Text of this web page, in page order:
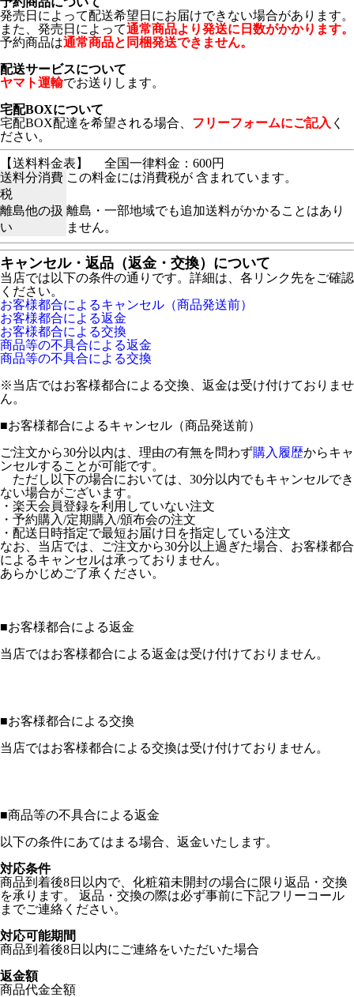
発売日によって配送希望日にお届けできない場合があります。
また、発売日によって通常商品より発送に日数がかかります。
予約商品は通常商品と同梱発送できません。
配送サービスについて
ヤマト運輸でお送りします。
宅配BOXについて
宅配BOX配達を希望される場合、 フリーフォームにご記入 く
ださい。
【送料料金表】
全国一律料金：600円
送料分消費
税
この料金には消費税が 含まれています。
離島他の扱
い
離島・一部地域でも追加送料がかかることはあり
ません。
キャンセル・返品（返金・交換）について
当店では以下の条件の通りです。詳細は、各リンク先をご確認
ください。
お客様都合によるキャンセル（商品発送前）
お客様都合による返金
お客様都合による交換
商品等の不具合による返金
商品等の不具合による交換
※当店ではお客様都合による交換、返金は受け付けておりませ
ん。
■お客様都合によるキャンセル（商品発送前）
ご注文から30分以内は、理由の有無を問わず購入履歴からキャ
ンセルすることが可能です。
ただし以下の場合においては、30分以内でもキャンセルでき
ない場合がございます。
・楽天会員登録を利用していない注文
・予約購入/定期購入/頒布会の注文
・配送日時指定で最短お届け日を指定している注文
なお、当店では、ご注文から30分以上過ぎた場合、お客様都合
によるキャンセルは承っておりません。
あらかじめご了承ください。
■お客様都合による返金
当店ではお客様都合による返金は受け付けておりません。
■お客様都合による交換
当店ではお客様都合による交換は受け付けておりません。
■商品等の不具合による返金
以下の条件にあてはまる場合、返金いたします。
対応条件
商品到着後8日以内で、化粧箱未開封の場合に限り返品・交換
を承ります。 返品・交換の際は必ず事前に下記フリーコール
までご連絡ください。
対応可能期間
商品到着後8日以内にご連絡をいただいた場合
返金額
商品代金全額